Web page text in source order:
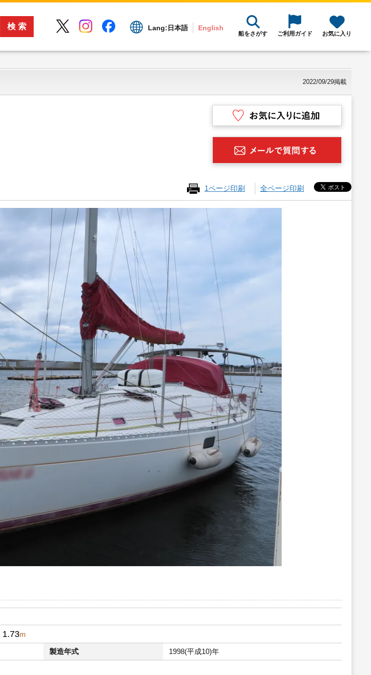
Lang: 日本語 English
船をさがす ご利用ガイド お気に入り
2022/09/29掲載
1ページ印刷 全ページ印刷
1.73m
製造年式 1998(平成10)年